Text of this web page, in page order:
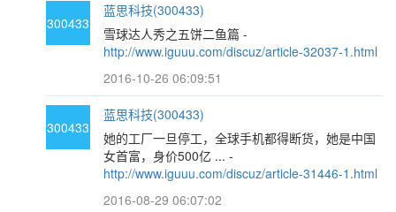
300433
蓝思科技(300433)
雪球达人秀之五饼二鱼篇 -
http://www.iguuu.com/discuz/article-32037-1.html
2016-10-26 06:09:51
300433
蓝思科技(300433)
她的工厂一旦停工，全球手机都得断货，她是中国
女首富，身价500亿 ... -
http://www.iguuu.com/discuz/article-31446-1.html
2016-08-29 06:07:02